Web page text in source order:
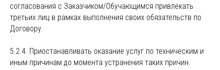
согласования с Заказчиком/Обучающимся привлекать
третьих лиц в рамках выполнения своих обязательств по
Договору.
5.2.4. Приостанавливать оказание услуг по техническим и
иным причинам до момента устранения таких причин.